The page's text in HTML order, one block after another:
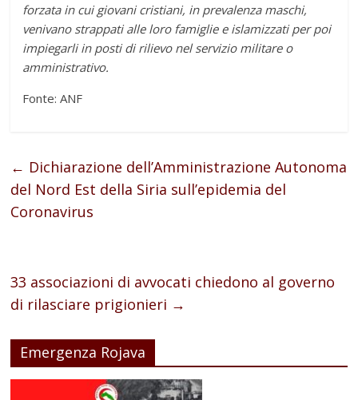
forzata in cui giovani cristiani, in prevalenza maschi,
venivano strappati alle loro famiglie e islamizzati per poi
impiegarli in posti di rilievo nel servizio militare o
amministrativo.
Fonte: ANF
← Dichiarazione dell’Amministrazione Autonoma
del Nord Est della Siria sull’epidemia del
Coronavirus
33 associazioni di avvocati chiedono al governo
di rilasciare prigionieri →
Emergenza Rojava